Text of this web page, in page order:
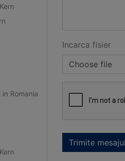
Romania
Incarca fisier
Choose file
Trimite mesajul